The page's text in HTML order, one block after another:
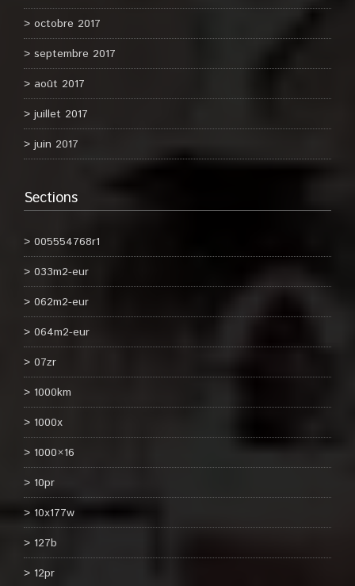
octobre 2017
septembre 2017
août 2017
juillet 2017
juin 2017
Sections
005554768r1
033m2-eur
062m2-eur
064m2-eur
07zr
1000km
1000x
1000×16
10pr
10x177w
127b
12pr